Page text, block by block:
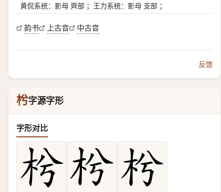
黄侃系统：影母 齊部 ；王力系统：影母 支部 ；
韵书 上古音 中古音
反馈
枍字源字形
字形对比